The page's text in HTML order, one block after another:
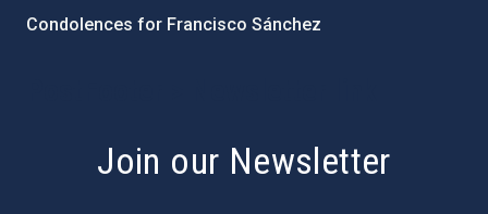
Condolences for Francisco Sánchez
Join our Newsletter